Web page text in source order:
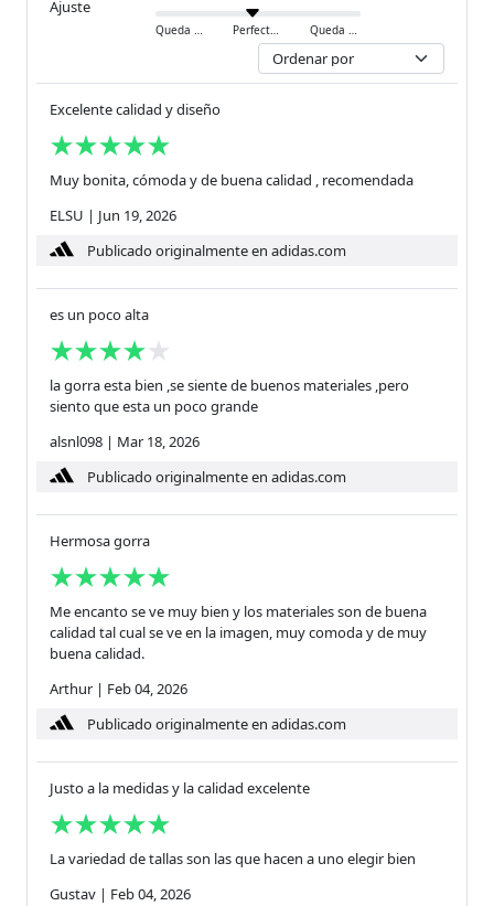
Ajuste
Queda ajustado Perfecto Queda holgado
Excelente calidad y diseño
Muy bonita, cómoda y de buena calidad , recomendada
ELSU | Jun 19, 2026
Publicado originalmente en adidas.com
es un poco alta
la gorra esta bien ,se siente de buenos materiales ,pero
siento que esta un poco grande
alsnl098 | Mar 18, 2026
Publicado originalmente en adidas.com
Hermosa gorra
Me encanto se ve muy bien y los materiales son de buena
calidad tal cual se ve en la imagen, muy comoda y de muy
buena calidad.
Arthur | Feb 04, 2026
Publicado originalmente en adidas.com
Justo a la medidas y la calidad excelente
La variedad de tallas son las que hacen a uno elegir bien
Gustav | Feb 04, 2026